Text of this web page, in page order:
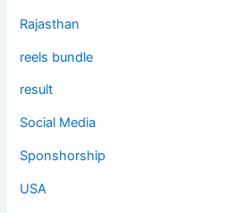
Rajasthan
reels bundle
result
Social Media
Sponshorship
USA